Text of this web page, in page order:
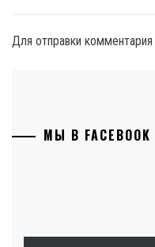
Для отправки
МЫ В FACEBOOK